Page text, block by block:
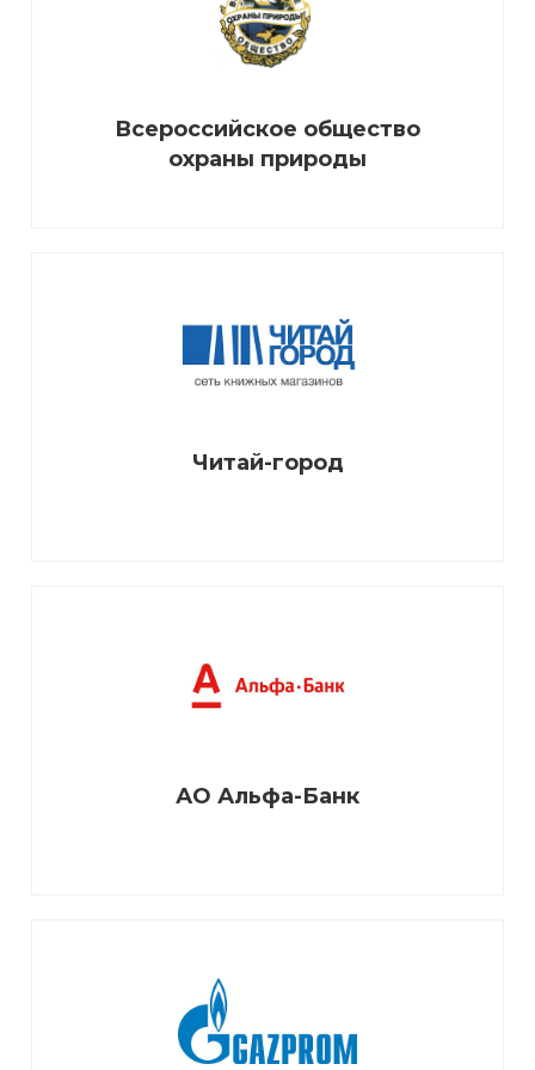
Всероссийское общество
охраны природы
Читай-город
АО Альфа-Банк